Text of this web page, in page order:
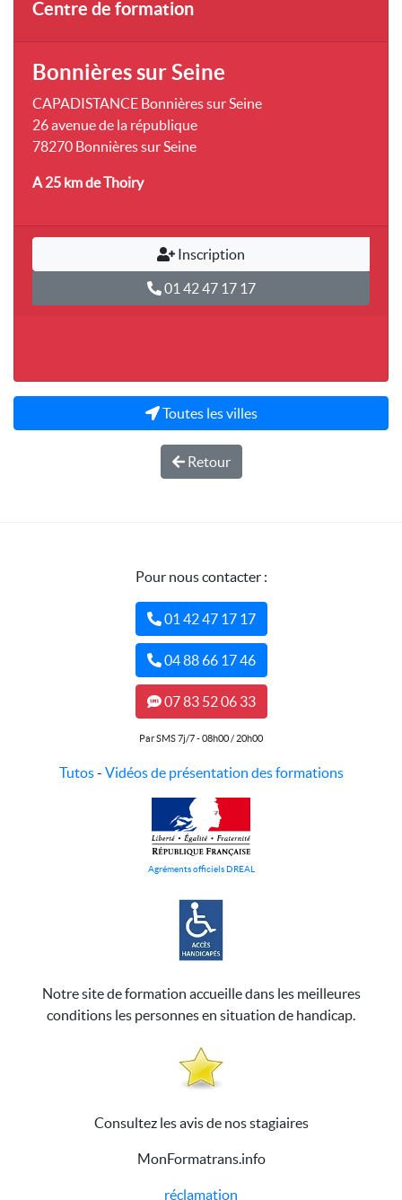
Centre de formation
Bonnières sur Seine
CAPADISTANCE Bonnières sur Seine
26 avenue de la république
78270 Bonnières sur Seine
A 25 kmde Thoiry
Inscription
01 42 47 17 17
Toutes les villes
Retour
Pour nous contacter :
01 42 47 17 17
04 88 66 17 46
07 83 52 06 33
Par SMS 7j/7 - 08h00 / 20h00
Tutos- Vidéos de présentation des formations
Agréments officiels DREAL
Notre site de formation accueille dans les meilleures
conditions les personnes en situation de handicap.
Consultez les avis de nos stagiaires
MonFormatrans.info
réclamation